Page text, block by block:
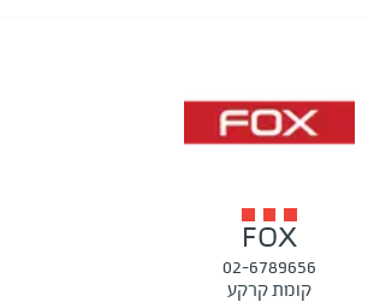
FOX
02-6789656
קומת קרקע